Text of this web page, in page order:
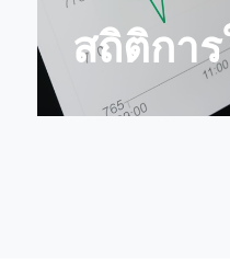
สถิติกา